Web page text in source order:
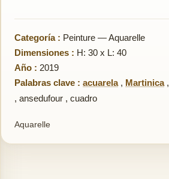
Categoría : Peinture — Aquarelle
Dimensiones : H: 30 x L: 40
Año : 2019
Palabras clave : acuarela, Martinica,
, ansedufour , cuadro
Aquarelle